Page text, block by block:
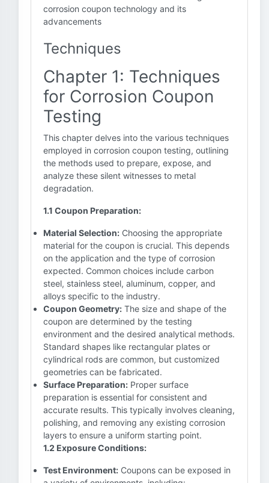
corrosion coupon technology and its
advancements
Techniques
Chapter 1: Techniques
for Corrosion Coupon
Testing
This chapter delves into the various techniques
employed in corrosion coupon testing, outlining
the methods used to prepare, expose, and
analyze these silent witnesses to metal
degradation.
1.1 Coupon Preparation:
Material Selection: Choosing the appropriate
material for the coupon is crucial. This depends
on the application and the type of corrosion
expected. Common choices include carbon
steel, stainless steel, aluminum, copper, and
alloys specific to the industry.
Coupon Geometry: The size and shape of the
coupon are determined by the testing
environment and the desired analytical methods.
Standard shapes like rectangular plates or
cylindrical rods are common, but customized
geometries can be fabricated.
Surface Preparation: Proper surface
preparation is essential for consistent and
accurate results. This typically involves cleaning,
polishing, and removing any existing corrosion
layers to ensure a uniform starting point.
1.2 Exposure Conditions:
Test Environment: Coupons can be exposed in